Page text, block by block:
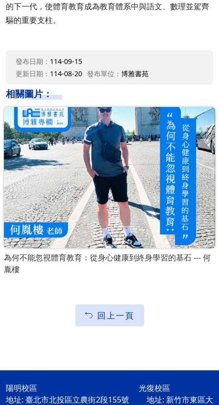
的下一代，使體育教育成為教育體系中與語文、數理並駕齊
驅的重要支柱。
發布日期： 114-09-15
更新日期： 114-08-20 發布單位： 博雅書苑
相關圖片：
為何不能忽視體育教育：從身心健康到終身學習的基石 --- 何
胤樓
回上一頁
陽明校區 光復校區
地址: 臺北市北投區立農街2段155號 地址: 新竹市東區大